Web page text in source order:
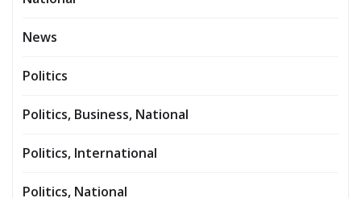
News
Politics
Politics, Business, National
Politics, International
Politics, National